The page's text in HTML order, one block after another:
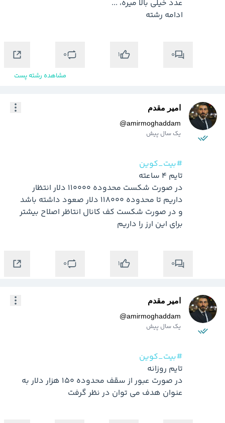
ادامه رشته
0
1
0
مشاهده رشته پست
امیر مقدم
@amirmoghaddam
یک سال پیش
#بیت_کوین
برای این ارز را داریم
0
1
0
امیر مقدم
@amirmoghaddam
یک سال پیش
#بیت_کوین
عنوان هدف می توان در نظر گرفت